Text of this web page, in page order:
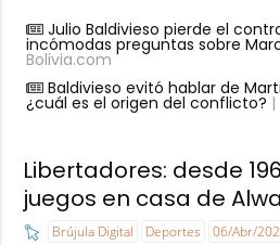
Julio Baldivieso pierde el
incómodas preguntas sobre
Bolivia.com
Baldivieso evitó hablar de
¿cuál es el origen del conflicto?
Libertadores: desde
juegos en casa de
Brújula Digital Deportes 06/Abr/